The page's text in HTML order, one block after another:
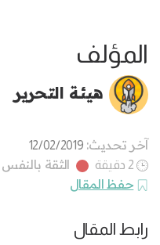
المؤلف
هيئة التحرير
آخر تحديث: 12/02/2019
2 دقيقة
الثقة بالنفس
حفظ المقال
رابط المقال